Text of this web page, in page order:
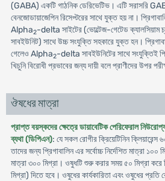
(GABA) একটি গাঠনিক ডেরিভেটিভ। এটি সরাসরি
বেনজোডায়াজেপিন রিসেপ্টরের সাথে যুক্ত হয় না।
Alpha2-delta সাইটের (ভোল্টেজ-গেটেড ক্যালসিয়াম
সাবইউনিট) সাথে উচ্চ সংযুক্তি সহকারে যুক্ত হন।
গেলেও Alpha2-delta সাবইউনিটের সাথে সংযুক্তিই
খিচুনি বিরোধী প্রভাবের জন্য দায়ী বলে প্রাণীদের উপর
ঔষধের মাত্রা
প্রাপ্ত বয়স্কদের ক্ষেত্রে ডায়াবেটিক পেরিফেরাল
ব্যথা (ডিপিএন): যে সকল রোগীর ক্রিয়েটিনিন ক্লিয়ারেন্স
তাদের জন্য প্রিগাবালিন এর সর্বোচ্চ নির্দেশিত মাত্রা ১০০
মাত্রা ৩০০ মিগ্রা। ওষুধটি শুরু করার সময় ৫০ মিগ্রা করে
মিগ্রা) দিতে হবে। ওষুধের কার্যকারিতা এবং ওষুধের